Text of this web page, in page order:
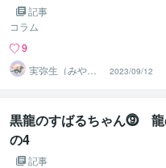
記事
コラム
9
実弥生（みや
の）
2023/09/12
黒龍のすばるちゃん⓽
の4
記事